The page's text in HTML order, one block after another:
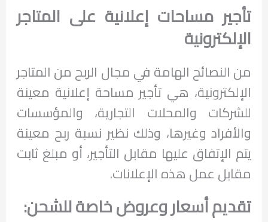
تأجير مساحات إعلانية على المتاجر
الإلكترونية
من النصائح الهامة في مجال الربح من المتاجر
الإلكترونية، هي تأجير مساحة إعلانية معينة
للشركات والمحلات التجارية، والمؤسسات
والأفراد وغيرها، وذلك نظير نسبة ربح معينة
يتم الإتفاق عليها مقابل التأجير، أو مبلغ ثابت
مقابل عمل هذه الإعلانات.
تقديم أسعار وعروض خاصة للشحن: